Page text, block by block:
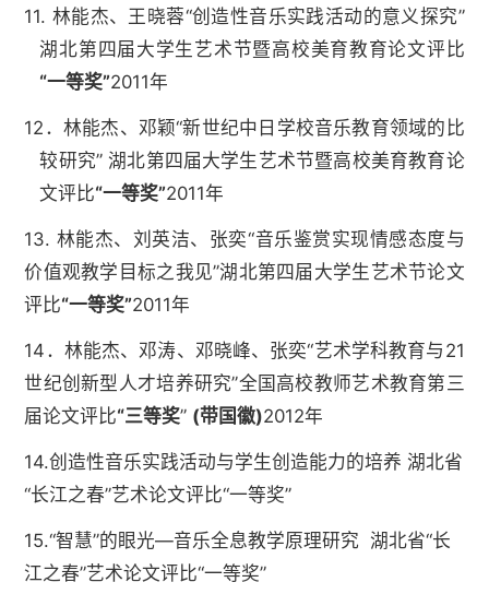
11. 林能杰、王晓蓉“创造性音乐实践活动的意义探究”
湖北第四届大学生艺术节暨高校美育教育论文评比
“一等奖”2011年
12．林能杰、邓颖“新世纪中日学校音乐教育领域的比
较研究” 湖北第四届大学生艺术节暨高校美育教育论
文评比“一等奖”2011年
13. 林能杰、刘英洁、张奕“音乐鉴赏实现情感态度与
价值观教学目标之我见”湖北第四届大学生艺术节论文
评比“一等奖”2011年
14．林能杰、邓涛、邓晓峰、张奕“艺术学科教育与21
世纪创新型人才培养研究”全国高校教师艺术教育第三
届论文评比“三等奖” (带国徽)2012年
14.创造性音乐实践活动与学生创造能力的培养 湖北省
“长江之春”艺术论文评比“一等奖”
15.“智慧”的眼光—音乐全息教学原理研究 湖北省“长
江之春”艺术论文评比“一等奖”